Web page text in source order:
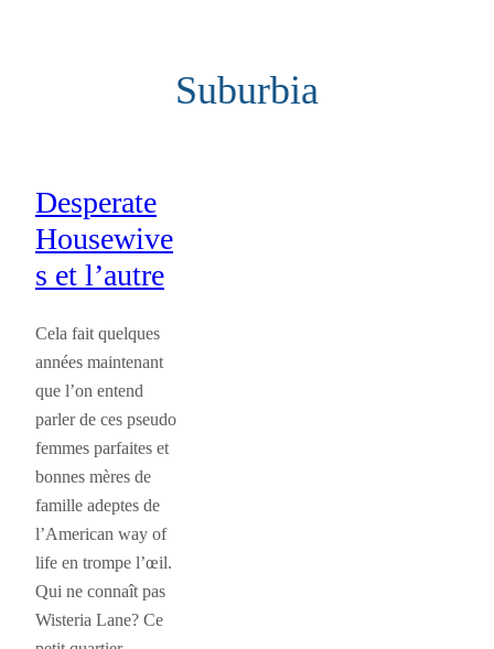
Suburbia
Desperate
Housewive
s et l’autre
Cela fait quelques
années maintenant
que l’on entend
parler de ces pseudo
femmes parfaites et
bonnes mères de
famille adeptes de
l’American way of
life en trompe l’œil.
Qui ne connaît pas
Wisteria Lane? Ce